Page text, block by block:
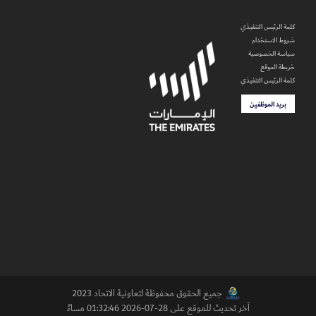
كلمة الرئيس التنفيذي
شروط الاستخدام
سياسة الخصوصية
خريطة الموقع
كلمة الرئيس التنفيذي
بريد الموظفين
جميع الحقوق محفوظة لتعاونية الاتحاد 2023
آخر تحديث للموقع على 28-07-2026 01:32:46 مساءً